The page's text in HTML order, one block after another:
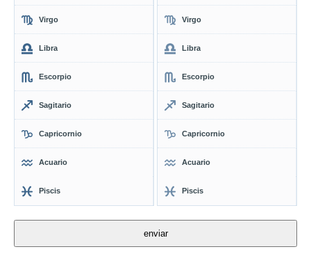
Virgo
Libra
Escorpio
Sagitario
Capricornio
Acuario
Piscis
Virgo
Libra
Escorpio
Sagitario
Capricornio
Acuario
Piscis